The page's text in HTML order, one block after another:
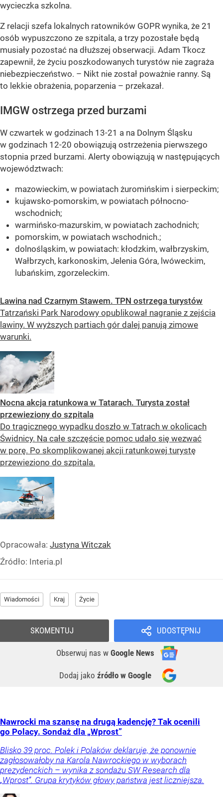
wycieczka szkolna.
Z relacji szefa lokalnych ratowników GOPR wynika, że 21
osób wypuszczono ze szpitala, a trzy pozostałe będą
musiały pozostać na dłuższej obserwacji. Adam Tkocz
zapewnił, że życiu poszkodowanych turystów nie zagraża
niebezpieczeństwo. – Nikt nie został poważnie ranny. Są
to lekkie obrażenia, poparzenia – przekazał.
IMGW ostrzega przed burzami
W czwartek w godzinach 13-21 a na Dolnym Śląsku
w godzinach 12-20 obowiązują ostrzeżenia pierwszego
stopnia przed burzami. Alerty obowiązują w następujących
województwach:
mazowieckim, w powiatach żuromińskim i sierpeckim;
kujawsko-pomorskim, w powiatach północno-
wschodnich;
warmińsko-mazurskim, w powiatach zachodnich;
pomorskim, w powiatach wschodnich.;
dolnośląskim, w powiatach: kłodzkim, wałbrzyskim,
Wałbrzych, karkonoskim, Jelenia Góra, lwóweckim,
lubańskim, zgorzeleckim.
Lawina nad Czarnym Stawem. TPN ostrzega turystów
Tatrzański Park Narodowy opublikował nagranie z zejścia
lawiny. W wyższych partiach gór dalej panują zimowe
warunki.
Nocna akcja ratunkowa w Tatarach. Turysta został
przewieziony do szpitala
Do tragicznego wypadku doszło w Tatrach w okolicach
Świdnicy. Na całe szczęście pomoc udało się wezwać
w porę. Po skomplikowanej akcji ratunkowej turystę
przewieziono do szpitala.
Opracowała: Justyna Witczak
Źródło: Interia.pl
Wiadomości Kraj Życie
UDOSTĘPNIJ
Obserwuj nas w Google News
Dodaj jako źródło w Google
SKOMENTUJ
Nawrocki ma szansę na drugą kadencję? Tak ocenili
go Polacy. Sondaż dla „Wprost”
Blisko 39 proc. Polek i Polaków deklaruje, że ponownie
zagłosowałoby na Karola Nawrockiego w wyborach
prezydenckich – wynika z sondażu SW Research dla
„Wprost”. Grupa krytyków głowy państwa jest liczniejsza.